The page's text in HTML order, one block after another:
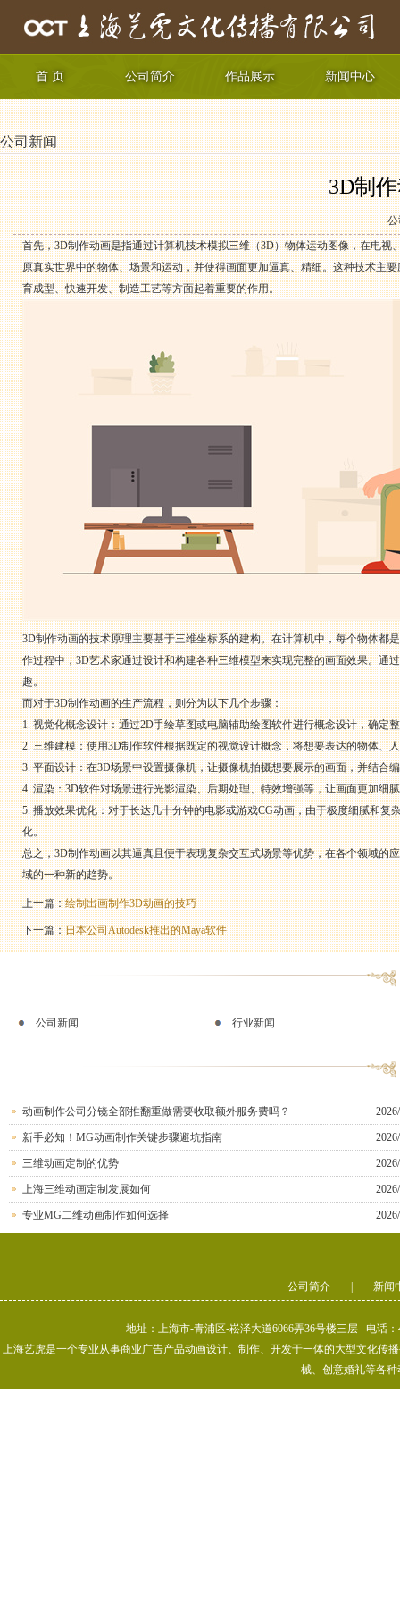
首 页 公司简介 作品展示 新闻中心
公司新闻
3D制
公
首先，3D制作动画是指通过计算机技术模拟三维（3D）物体运动图像，在电
原真实世界中的物体、场景和运动，并使得画面更加逼真、精细。这种技术主
育成型、快速开发、制造工艺等方面起着重要的作用。
3D制作动画的技术原理主要基于三维坐标系的建构。在计算机中，每个物体
作过程中，3D艺术家通过设计和构建各种三维模型来实现完整的画面效果。
趣。
而对于3D制作动画的生产流程，则分为以下几个步骤：
1. 视觉化概念设计：通过2D手绘草图或电脑辅助绘图软件进行概念设计，确定
2. 三维建模：使用3D制作软件根据既定的视觉设计概念，将想要表达的物体、
3. 平面设计：在3D场景中设置摄像机，让摄像机拍摄想要展示的画面，并结合
4. 渲染：3D软件对场景进行光影渲染、后期处理、特效增强等，让画面更加细
5. 播放效果优化：对于长达几十分钟的电影或游戏CG动画，由于极度细腻和
化。
总之，3D制作动画以其逼真且便于表现复杂交互式场景等优势，在各个领域的
域的一种新的趋势。
上一篇：绘制出画制作3D动画的技巧
下一篇：日本公司Autodesk推出的Maya软件
公司新闻 行业新闻
动画制作公司分镜全部推翻重做需要收取额外服务费吗？
新手必知！MG动画制作关键步骤避坑指南
三维动画定制的优势
上海三维动画定制发展如何
专业MG二维动画制作如何选择
公司简介 新闻
地址：上海市-青浦区-崧泽大道6066弄36号楼三层 电话
上海艺虎是一个专业从事商业广告产品动画设计、制作、开发于一体的大型文化传
械、创意婚礼等各